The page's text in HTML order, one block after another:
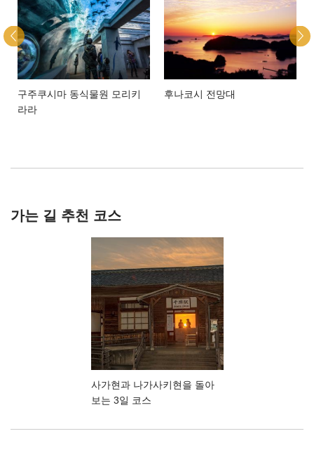
구주쿠시마 동식물원 모리키
라라
후나코시 전망대
가는 길 추천 코스
사가현과 나가사키현을 돌아
보는 3일 코스